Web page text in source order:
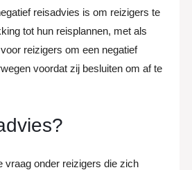
reisadvies is om reizigers te
tot hun reisplannen, met als
reizigers om een negatief
voordat zij besluiten om af te
vraag onder reizigers die zich